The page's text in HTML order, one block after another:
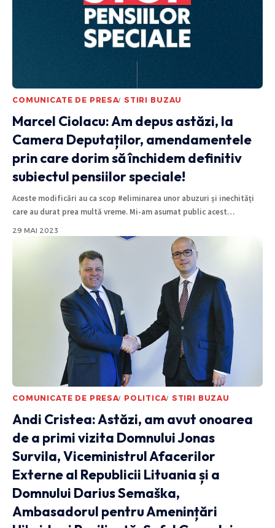
COMUNICATE DE PRESA STIRI BUZAU
Marcel Ciolacu: Am depus astăzi, la
Camera Deputaților, amendamentele
prin care dorim să închidem definitiv
subiectul pensiilor speciale!
Aceste modificări au ca scop #eliminarea unor abuzuri și inechități
care au durat prea multă vreme. Mi-am asumat public acest…
29 MAI 2023
COMUNICATE DE PRESA POLITICA STIRI BUZAU
Andi Cristea: Astăzi, am avut onoarea
de a primi vizita Domnului Jonas
Survila, Viceministrul Afacerilor
Externe al Republicii Lituania și a
Domnului Darius Semaška,
Ambasadorul pentru Amenințări